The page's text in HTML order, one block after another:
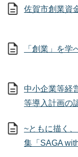
佐賀市創業資
「創業」を学
中小企業等経
等導入計画の
~ともに描く
集「SAGA